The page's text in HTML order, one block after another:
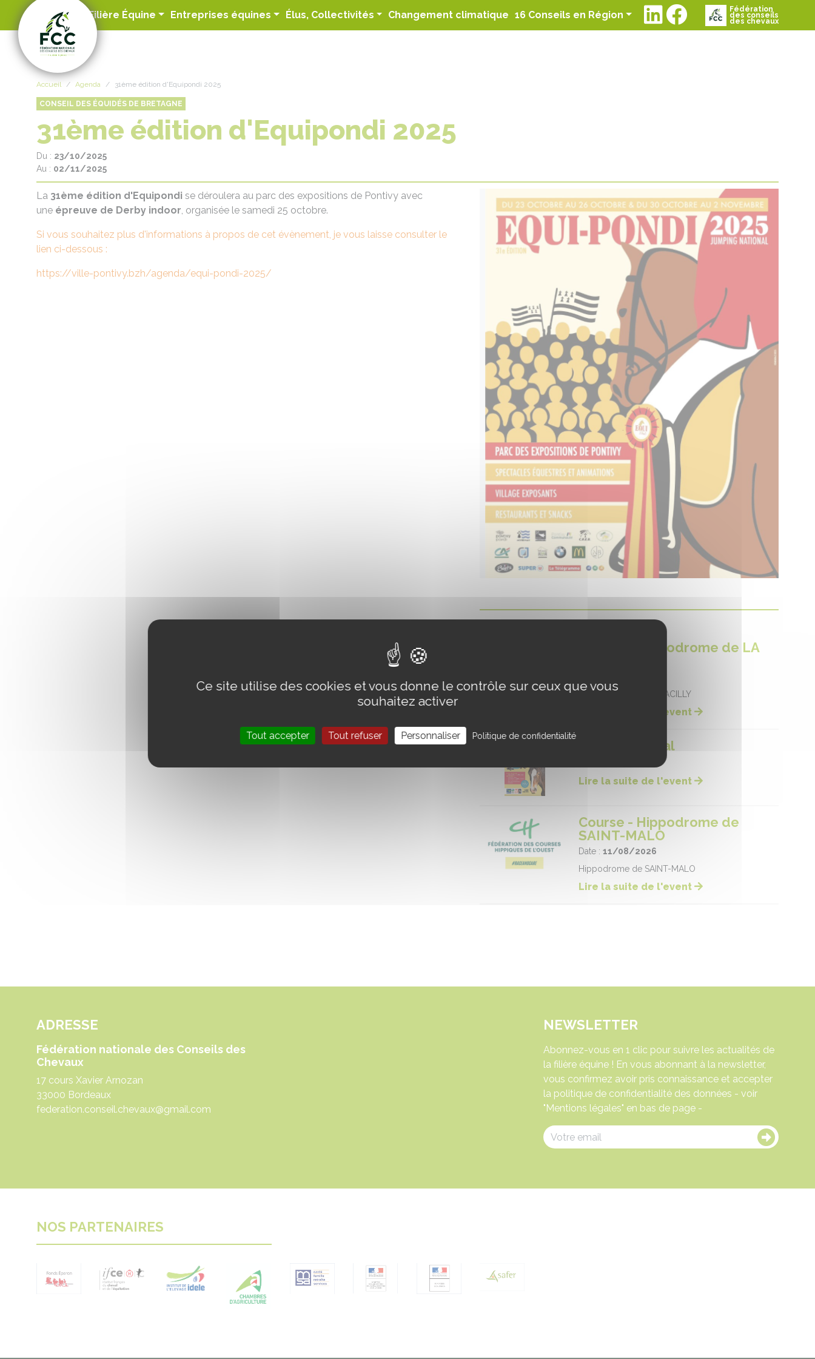
Filière Équine Entreprises équines Élus, Collectivités Changement climatique (current)
16 Conseils en Région Fédération
des conseils
des chevaux
Accueil Agenda 31ème édition d'Equipondi 2025
CONSEIL DES ÉQUIDÉS DE BRETAGNE
31ème édition d'Equipondi 2025
Du : 23/10/2025
Au : 02/11/2025
La 31ème édition d'Equipondi se déroulera au parc des expositions de Pontivy avec
une épreuve de Derby indoor, organisée le samedi 25 octobre.
Si vous souhaitez plus d'informations à propos de cet évènement, je vous laisse consulter le
lien ci-dessous :
https://ville-pontivy.bzh/agenda/equi-pondi-2025/
Course - Hippodrome de LA
Hippodrome de LA GACILLY
Lire la suite de l'event
Fête du cheval
Lire la suite de l'event
Course - Hippodrome de
SAINT-MALO
Date :11/08/2026
Hippodrome de SAINT-MALO
Lire la suite de l'event
ADRESSE
Fédération nationale des Conseils des
Chevaux
17 cours Xavier Arnozan
33000 Bordeaux
federation.conseil.chevaux@gmail.com
NEWSLETTER
Abonnez-vous en 1 clic pour suivre les actualités de
la filière équine ! En vous abonnant à la newsletter,
vous confirmez avoir pris connaissance et accepter
la politique de confidentialité des données - voir
"Mentions légales" en bas de page -
NOS PARTENAIRES
Panneau de gestion des cookies
Ce site utilise des cookies et vous donne le contrôle sur ceux que vous
souhaitez activer
Tout accepter Tout refuser Personnaliser Politique de confidentialité